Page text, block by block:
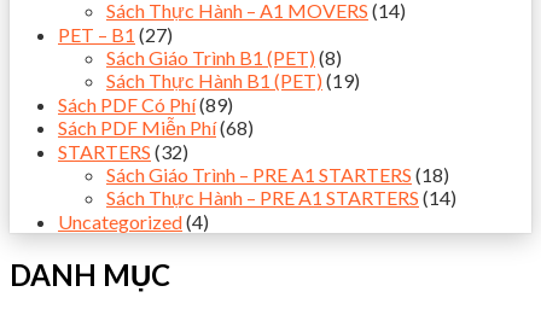
Sách Thực Hành – A1 MOVERS (14)
PET – B1 (27)
Sách Giáo Trình B1 (PET) (8)
Sách Thực Hành B1 (PET) (19)
Sách PDF Có Phí(89)
Sách PDF Miễn Phí(68)
STARTERS (32)
Sách Giáo Trình – PRE A1 STARTERS (18)
Sách Thực Hành – PRE A1 STARTERS (14)
Uncategorized(4)
DANH MỤC